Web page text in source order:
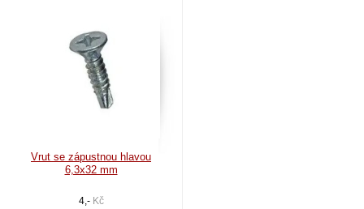
Vrut se zápustnou hlavou
6,3x32 mm
4,-Kč